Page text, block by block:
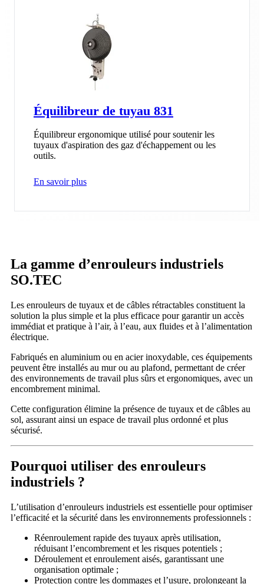
Équilibreur de tuyau 831
Équilibreur ergonomique utilisé pour soutenir les
tuyaux d'aspiration des gaz d'échappement ou les
outils.
En savoir plus
La gamme d’enrouleurs industriels
SO.TEC
Les enrouleurs de tuyaux et de câbles rétractables constituent la
solution la plus simple et la plus efficace pour garantir un accès
immédiat et pratique à l’air, à l’eau, aux fluides et à l’alimentation
électrique.
Fabriqués en aluminium ou en acier inoxydable, ces équipements
peuvent être installés au mur ou au plafond, permettant de créer
des environnements de travail plus sûrs et ergonomiques, avec un
encombrement minimal.
Cette configuration élimine la présence de tuyaux et de câbles au
sol, assurant ainsi un espace de travail plus ordonné et plus
sécurisé.
Pourquoi utiliser des enrouleurs
industriels ?
L’utilisation d’enrouleurs industriels est essentielle pour optimiser
l’efficacité et la sécurité dans les environnements professionnels :
Réenroulement rapide des tuyaux après utilisation,
réduisant l’encombrement et les risques potentiels ;
Déroulement et enroulement aisés, garantissant une
organisation optimale ;
Protection contre les dommages et l’usure, prolongeant la